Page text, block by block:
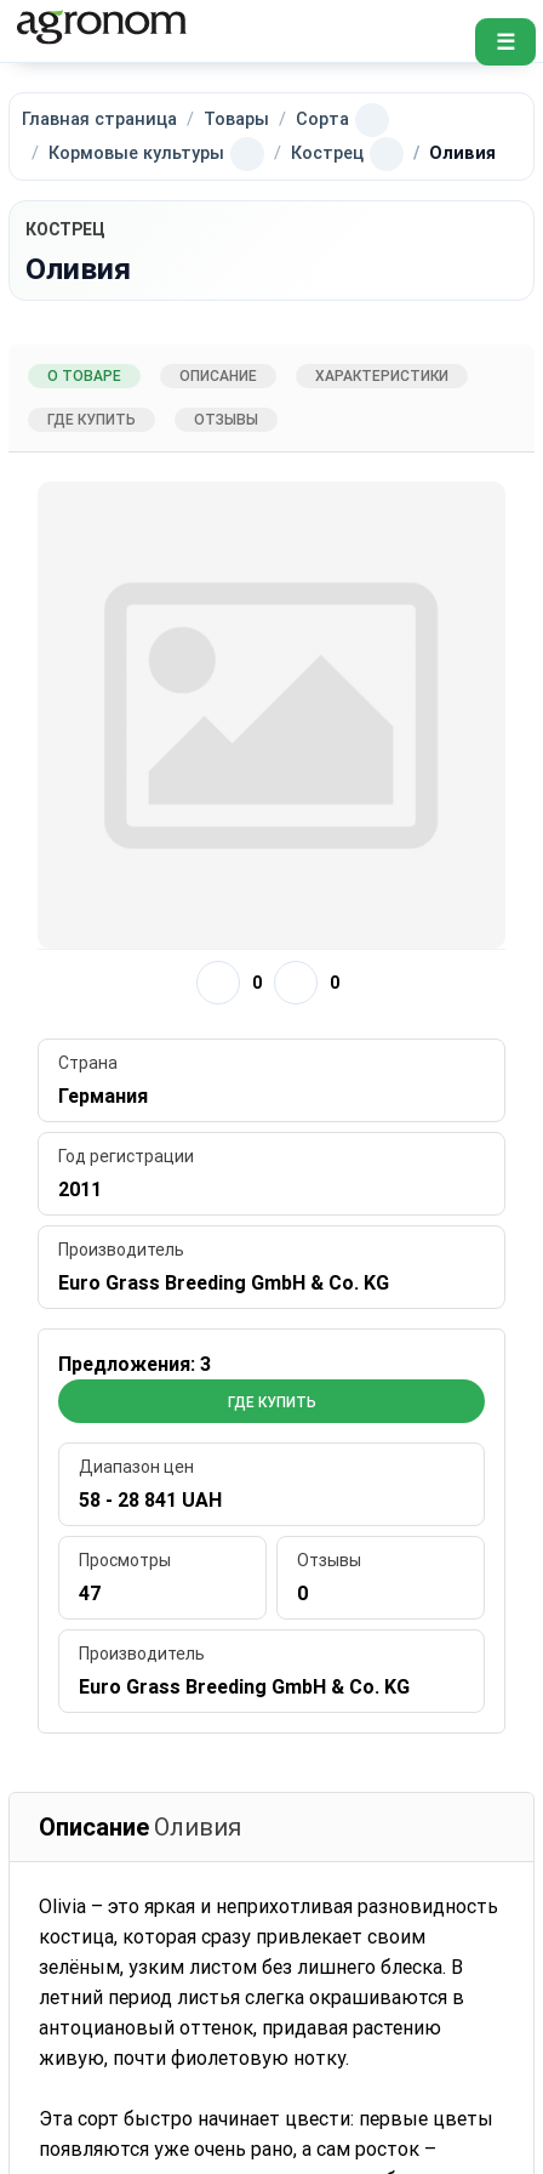
☰
Главная страница Товары
Сорта
Кормовые культуры
Кострец Оливия
КОСТРЕЦ
Оливия
О ТОВАРЕ ОПИСАНИЕ ХАРАКТЕРИСТИКИ
ГДЕ КУПИТЬ ОТЗЫВЫ
0 0
Страна
Германия
Год регистрации
2011
Производитель
Euro Grass Breeding GmbH & Co. KG
Предложения: 3
ГДЕ КУПИТЬ
Диапазон цен
58 - 28 841 UAH
Просмотры
47
Отзывы
0
Производитель
Euro Grass Breeding GmbH & Co. KG
Описание Оливия
Olivia – это яркая и неприхотливая разновидность
костица, которая сразу привлекает своим
зелёным, узким листом без лишнего блеска. В
летний период листья слегка окрашиваются в
антоциановый оттенок, придавая растению
живую, почти фиолетовую нотку.
Эта сорт быстро начинает цвести: первые цветы
появляются уже очень рано, а сам росток –